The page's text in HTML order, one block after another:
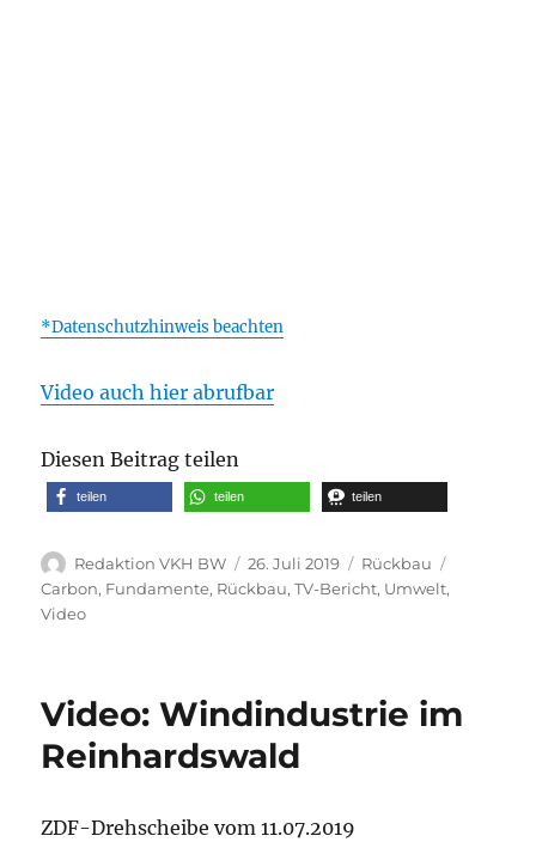
*Datenschutzhinweis beachten
Video auch hier abrufbar
Diesen Beitrag teilen
teilen teilen teilen
Autor
Redaktion VKH BW
Veröffentlicht
am
26. Juli 2019 Kategorien
Rückbau
Carbon, Fundamente, Rückbau,TV-Bericht, Umwelt,
Video
Video: Windindustrie im
Reinhardswald
ZDF-Drehscheibe vom 11.07.2019